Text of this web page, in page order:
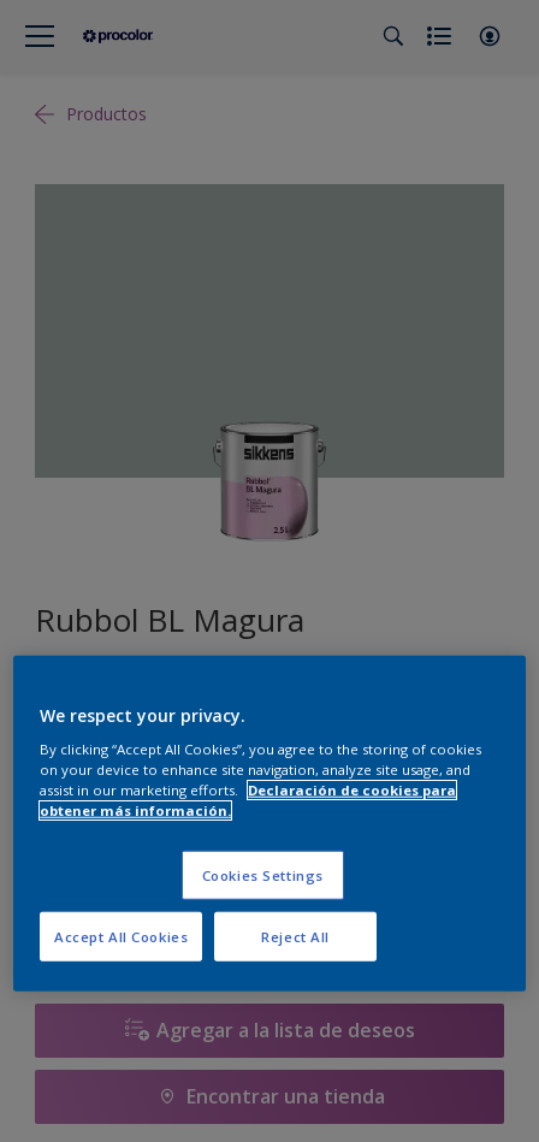
Productos
Rubbol BL Magura
Tamaño
Calculadora de pintura
Calcular
Agregar a la lista de deseos
Encontrar una tienda
We respect your privacy.
By clicking “Accept All Cookies”, you agree to the storing of cookies
on your device to enhance site navigation, analyze site usage, and
assist in our marketing efforts.
Declaración de cookies para
obtener más información.
Cookies Settings
Reject All
Accept All Cookies